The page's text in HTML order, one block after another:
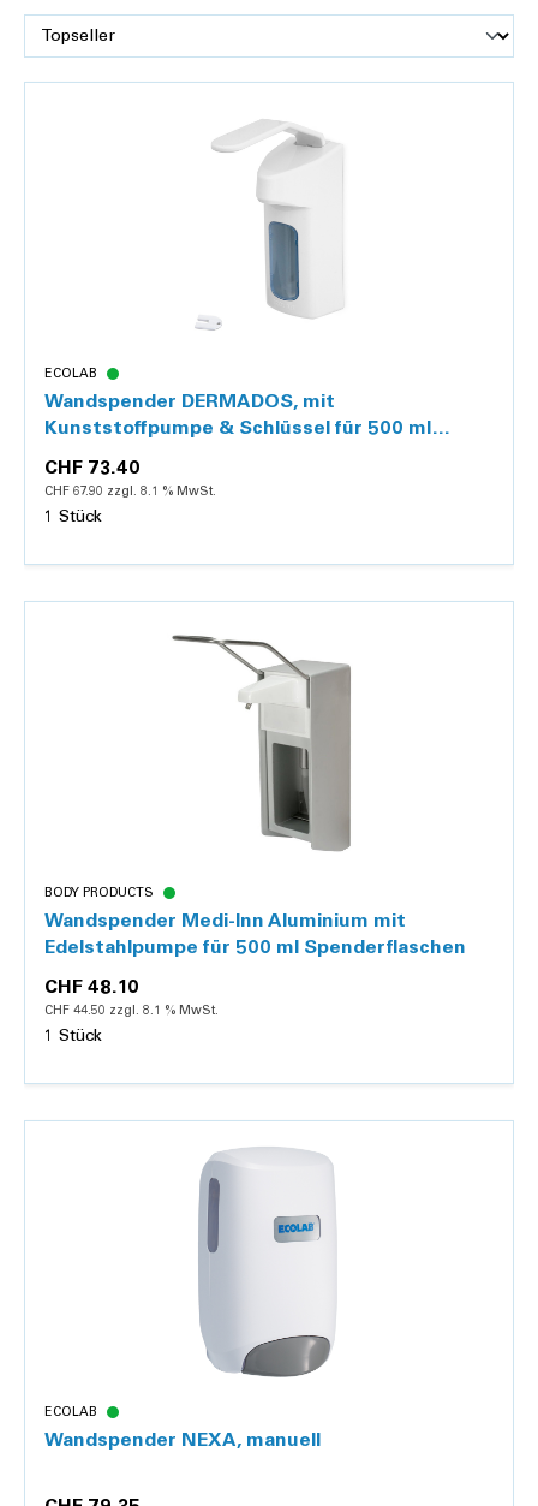
respektive Desinfektionsspender mit Sensor und Kartuschen
zusammen, wodurch sich eine gute Entleerung ergibt und ein
schneller, hygienischer Austausch der Kartuschen
Haben Sie Fragen zu den unterschiedlichen Seifen- und
084 810 20 40
freuen uns Sie beraten zu dürfen.
ECOLAB
Wandspender DERMADOS, mit
Kunststoffpumpe & Schlüssel für 500 ml
CHF 73.40
CHF 67.90 zzgl. 8.1 % MwSt.
1 Stück
Details
BODY PRODUCTS
Wandspender Medi-Inn Aluminium mit
Edelstahlpumpe für 500 ml Spenderflaschen
CHF 48.10
CHF 44.50 zzgl. 8.1 % MwSt.
1 Stück
ECOLAB
Wandspender NEXA, manuell